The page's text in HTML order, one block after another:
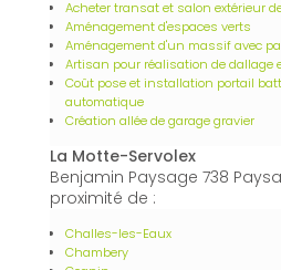
Acheter transat et salon extérieur
Aménagement d'espaces verts
Aménagement d'un massif avec
Artisan pour réalisation de dallage
Coût pose et installation portail
automatique
Création allée de garage gravier
La Motte-Servolex
Benjamin Paysage 738
proximité de :
Challes-les-Eaux
Chambery